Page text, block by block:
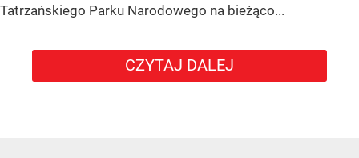
Tatrzańskiego Parku Narodowego na bieżąco...
CZYTAJ DALEJ